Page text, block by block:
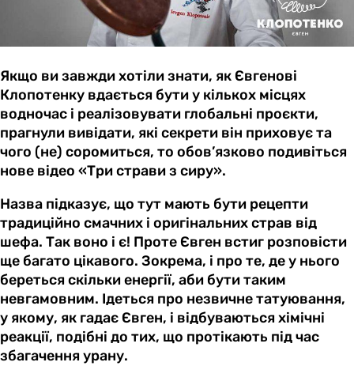
Якщо ви завжди хотіли знати, як Євгенові
Клопотенку вдається бути у кількох місцях
водночас і реалізовувати глобальні проєкти,
прагнули вивідати, які секрети він приховує та
чого (не) соромиться, то обов’язково подивіться
нове відео «Три страви з сиру».
Назва підказує, що тут мають бути рецепти
традиційно смачних і оригінальних страв від
шефа. Так воно і є! Проте Євген встиг розповісти
ще багато цікавого. Зокрема, і про те, де у нього
береться скільки енергії, аби бути таким
невгамовним. Ідеться про незвичне татуювання,
у якому, як гадає Євген, і відбуваються хімічні
реакції, подібні до тих, що протікають під час
збагачення урану.